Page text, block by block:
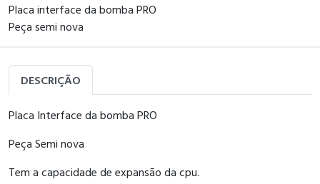
Placa interface da bomba PRO
Peça semi nova
DESCRIÇÃO
Placa Interface da bomba PRO
Peça Semi nova
Tem a capacidade de expansão da cpu.